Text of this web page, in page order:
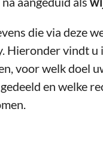
die via deze
Hieronder vindt
voor welk doel
en welke